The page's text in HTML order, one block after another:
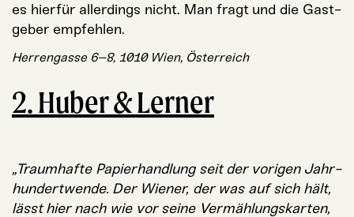
es hier­für aller­dings nicht. Man fragt und die Gast­
ge­ber empfehlen.
Her­ren­gas­se 6–8, 1010 Wien, Österreich
2. Huber & Lerner
„Traum­haf­te Papier­hand­lung seit der vori­gen Jahr­
hun­dert­wen­de. Der Wie­ner, der was auf sich hält,
lässt hier nach wie vor sei­ne Ver­mäh­lungs­kar­ten,